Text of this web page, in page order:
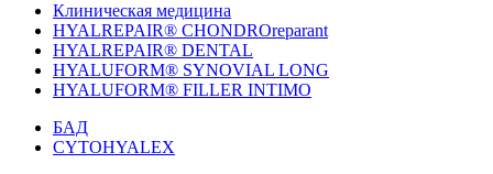
Клиническая медицина
HYALREPAIR® CHONDROreparant
HYALREPAIR® DENTAL
HYALUFORM® SYNOVIAL LONG
HYALUFORM® FILLER INTIMO
БАД
CYTOHYALEX